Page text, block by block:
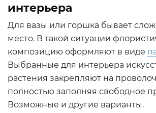
интерьера
Для вазы или горшка бывает
место. В такой ситуации
композицию оформляют в виде
Выбранные для интерьера
растения закрепляют на
полностью заполняя свободное
Возможные и другие варианты.